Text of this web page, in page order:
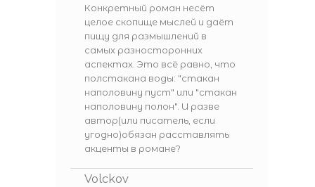
Конкретный роман несёт
целое скопище мыслей и даёт
пищу для размышлений в
самых разносторонних
аспектах. Это всё равно, что
полстакана воды: "стакан
наполовину пуст" или "стакан
наполовину полон". И разве
автор(или писатель, если
угодно)обязан расставлять
акценты в романе?
Volckov